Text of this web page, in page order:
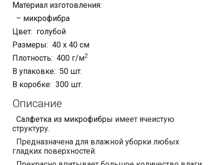
Материал изготовления:
– микрофибра
Цвет: голубой
Размеры: 40 х 40 см
Плотность: 400 г/м2
В упаковке: 50 шт.
В коробке: 300 шт.
Описание
Салфетка из микрофибры имеет ячеистую
структуру.
Предназначена для влажной уборки любых
гладких поверхностей.